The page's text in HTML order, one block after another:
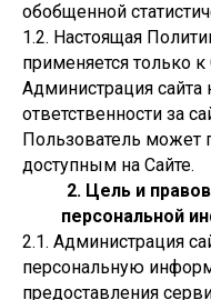
обобщенной
1.2. Настоящая
применяется только к
Администрация сайта
ответственности за
Пользователь может
доступным на Сайте.
2. Цель и
персональной
2.1. Администрация
персональную
предоставления